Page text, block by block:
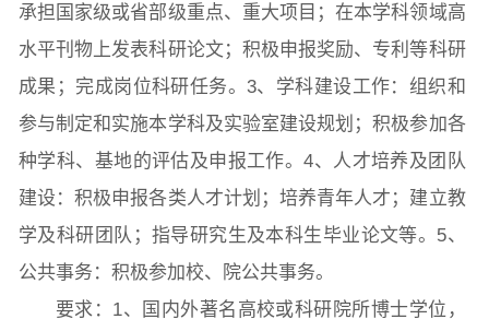
承担国家级或省部级重点、重大项目；在本学科领域高
水平刊物上发表科研论文；积极申报奖励、专利等科研
成果；完成岗位科研任务。3、学科建设工作：组织和
参与制定和实施本学科及实验室建设规划；积极参加各
种学科、基地的评估及申报工作。4、人才培养及团队
建设：积极申报各类人才计划；培养青年人才；建立教
学及科研团队；指导研究生及本科生毕业论文等。5、
公共事务：积极参加校、院公共事务。
要求：1、国内外著名高校或科研院所博士学位，